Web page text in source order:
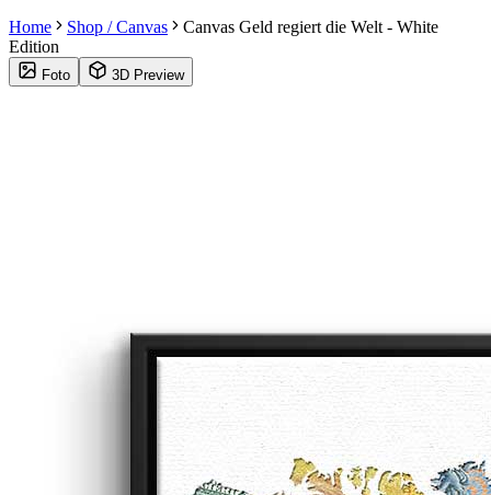
Home
Shop / Canvas
Canvas Geld regiert die Welt - White
Edition
Foto 3D Preview